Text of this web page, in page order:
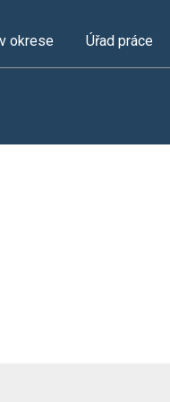
okrese Úřad práce